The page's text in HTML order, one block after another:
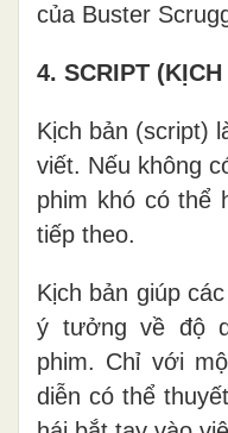
của Buster
4. SCRIPT
Kịch bản (script)
viết. Nếu không
phim khó có thể
tiếp theo.
Kịch bản giúp
ý tưởng về độ
phim. Chỉ với
diễn có thể